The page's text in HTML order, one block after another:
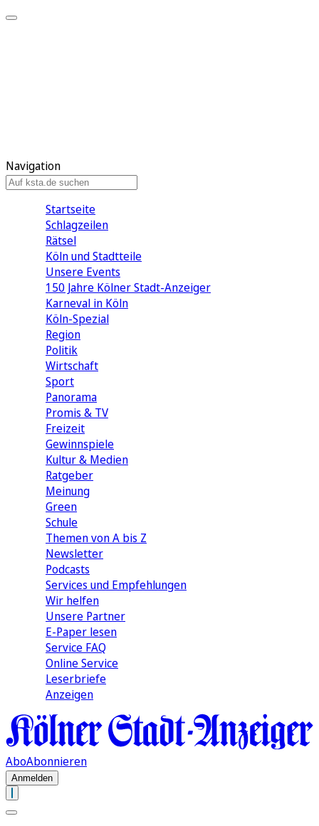
Navigation
Startseite
Schlagzeilen
Rätsel
Köln und Stadtteile
Unsere Events
150 Jahre Kölner Stadt-Anzeiger
Karneval in Köln
Köln-Spezial
Region
Politik
Wirtschaft
Sport
Panorama
Promis & TV
Freizeit
Gewinnspiele
Kultur & Medien
Ratgeber
Meinung
Green
Schule
Themen von A bis Z
Newsletter
Podcasts
Services und Empfehlungen
Wir helfen
Unsere Partner
E-Paper lesen
Service FAQ
Online Service
Leserbriefe
Anzeigen
AboAbonnieren
Anmelden